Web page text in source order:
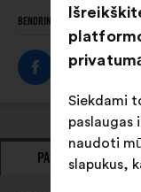
BENDRINTI ŠĮ PROFILĮ
PASIŪLYMAI
Siekdami
paslaugas
naudoti
slapukus,